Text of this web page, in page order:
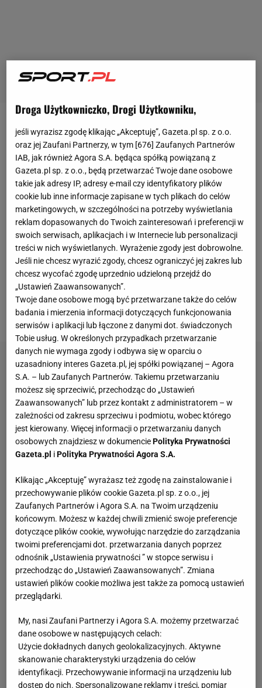
"Do 60. minuty gręRoberta Lewandowskiego
przeciwko Atalancie (2:2) wLidze Mistrzówdało się
obronić jego ciężką pracą i udziałem przy bramce
Lamine'a Yamala. Ostatecznie występ Polaka
zapamiętamy głównie z kuriozalnego pudła, które
miało wpływ na ostateczny wynik spotkania. Mimo
że remis nie zaszkodził Barcelonie, to komiczna
pomyłka z pewnością nie pomoże
Lewandowskiemu, który też nie wyglądał na
szczęśliwego, gdy schodził z boiska" -
pisał Konrad
Ferszter ze Sport.pl po środowym występie kapitana
reprezentacji Polski.
Droga Użytkowniczko, Drogi Użytkowniku,
jeśli wyrazisz zgodę klikając „Akceptuję”, Gazeta.pl sp. z o.o.
oraz jej Zaufani Partnerzy, w tym [676] Zaufanych Partnerów
IAB, jak również Agora S.A. będąca spółką powiązaną z
Gazeta.pl sp. z o.o., będą przetwarzać Twoje dane osobowe
takie jak adresy IP, adresy e-mail czy identyfikatory plików
cookie lub inne informacje zapisane w tych plikach do celów
marketingowych, w szczególności na potrzeby wyświetlania
reklam dopasowanych do Twoich zainteresowań i preferencji w
swoich serwisach, aplikacjach i w Internecie lub personalizacji
treści w nich wyświetlanych. Wyrażenie zgody jest dobrowolne.
Jeśli nie chcesz wyrazić zgody, chcesz ograniczyć jej zakres lub
chcesz wycofać zgodę uprzednio udzieloną przejdź do
„Ustawień Zaawansowanych”.
Twoje dane osobowe mogą być przetwarzane także do celów
badania i mierzenia informacji dotyczących funkcjonowania
serwisów i aplikacji lub łączone z danymi dot. świadczonych
Tobie usług. W określonych przypadkach przetwarzanie
danych nie wymaga zgody i odbywa się w oparciu o
uzasadniony interes Gazeta.pl, jej spółki powiązanej – Agora
S.A. – lub Zaufanych Partnerów. Takiemu przetwarzaniu
możesz się sprzeciwić, przechodząc do „Ustawień
Zaawansowanych” lub przez kontakt z administratorem – w
zależności od zakresu sprzeciwu i podmiotu, wobec którego
jest kierowany. Więcej informacji o przetwarzaniu danych
osobowych znajdziesz w dokumenciePolityka Prywatności
Gazeta.pl iPolityka Prywatności Agora S.A.
Klikając „Akceptuję” wyrażasz też zgodę na zainstalowanie i
przechowywanie plików cookie Gazeta.pl sp. z o.o., jej
Zaufanych Partnerów i Agora S.A. na Twoim urządzeniu
końcowym. Możesz w każdej chwili zmienić swoje preferencje
dotyczące plików cookie, wywołując narzędzie do zarządzania
twoimi preferencjami dot. przetwarzania danych poprzez
odnośnik „Ustawienia prywatności ” w stopce serwisu i
przechodząc do „Ustawień Zaawansowanych”. Zmiana
ustawień plików cookie możliwa jest także za pomocą ustawień
przeglądarki.
My, nasi Zaufani Partnerzy i Agora S.A. możemy przetwarzać
dane osobowe w następujących celach:
Użycie dokładnych danych geolokalizacyjnych. Aktywne
skanowanie charakterystyki urządzenia do celów
identyfikacji. Przechowywanie informacji na urządzeniu lub
dostęp do nich. Spersonalizowane reklamy i treści, pomiar